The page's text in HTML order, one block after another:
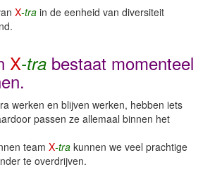
X-tra in de eenheid van diversiteit
X-tra bestaat momenteel
werken en blijven werken, hebben iets
passen ze allemaal binnen het
team X-tra kunnen we veel prachtige
te overdrijven.